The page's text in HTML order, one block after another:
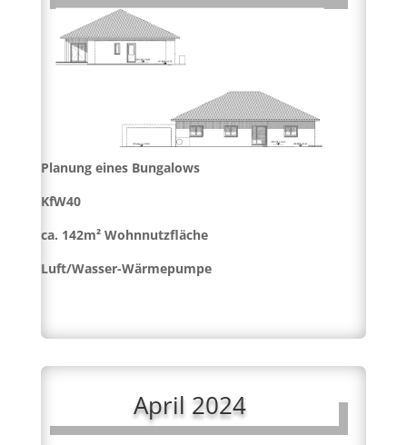
Planung eines Bungalows
KfW40
ca. 142m² Wohnnutzfläche
Luft/Wasser-Wärmepumpe
April 2024